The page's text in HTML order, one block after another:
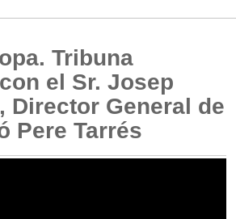
Tribuna
el Sr. Josep
Director General de
Pere Tarrés